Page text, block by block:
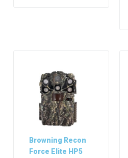
Browning Recon
Force Elite HP5